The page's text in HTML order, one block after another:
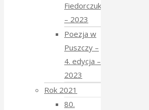
Fiedorczuk
– 2023
Poezja w
Puszczy –
4. edycja –
2023
Rok 2021
80.